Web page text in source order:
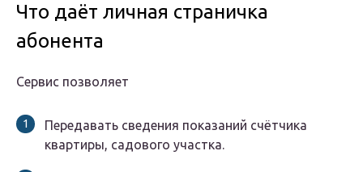
Что даёт личная страничка
абонента
Сервис позволяет
Передавать сведения показаний счётчика
квартиры, садового участка.